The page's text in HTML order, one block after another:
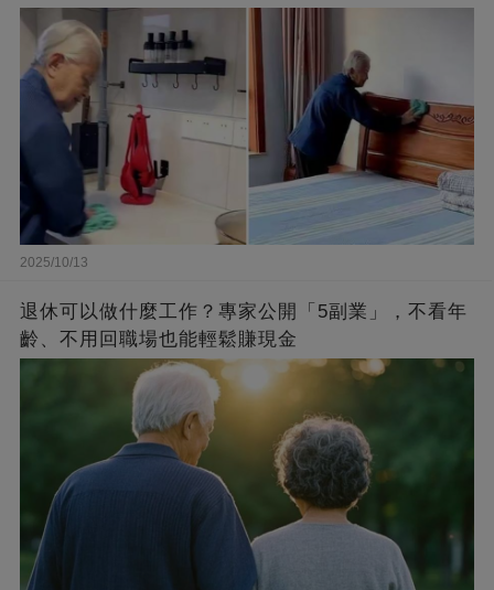
2025/10/13
退休可以做什麼工作？專家公開「5副業」，不看年
齡、不用回職場也能輕鬆賺現金